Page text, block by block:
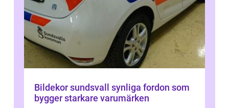
Bildekor sundsvall synliga fordon som
bygger starkare varumärken